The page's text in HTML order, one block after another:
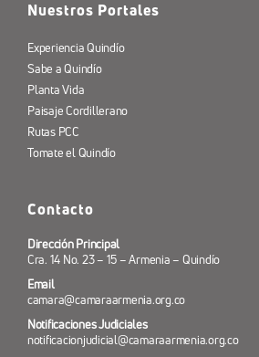
Nuestros Portales
Experiencia Quindío
Sabe a Quindío
Planta Vida
Paisaje Cordillerano
Rutas PCC
Tomate el Quindío
Contacto
Dirección Principal
Cra. 14 No. 23 – 15 – Armenia – Quindío
Email
camara@camaraarmenia.org.co
Notificaciones Judiciales
notificacionjudicial@camaraarmenia.org.co